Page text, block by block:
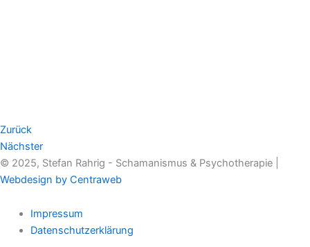
Zurück
Nächster
© 2025, Stefan Rahrig - Schamanismus & Psychotherapie |
Webdesign by Centraweb
Impressum
Datenschutzerklärung